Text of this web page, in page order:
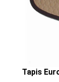
Tapis